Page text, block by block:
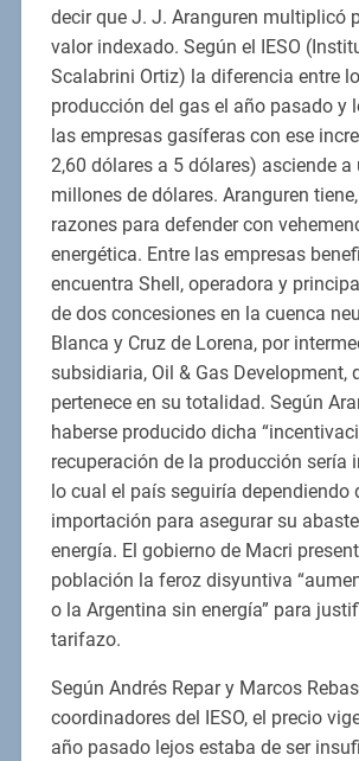
decir que J. J. Aranguren multiplicó
valor indexado. Según el IESO
Scalabrini Ortiz) la diferencia entre
producción del gas el año pasado y
las empresas gasíferas con ese
2,60 dólares a 5 dólares) asciende a
millones de dólares. Aranguren
razones para defender con
energética. Entre las empresas
encuentra Shell, operadora y
de dos concesiones en la cuenca
Blanca y Cruz de Lorena, por
subsidiaria, Oil & Gas Development,
pertenece en su totalidad. Según
haberse producido dicha
recuperación de la producción sería
lo cual el país seguiría dependiendo
importación para asegurar su
energía. El gobierno de Macri
población la feroz disyuntiva
o la Argentina sin energía” para
tarifazo.
Según Andrés Repar y Marcos
coordinadores del IESO, el precio
año pasado lejos estaba de ser